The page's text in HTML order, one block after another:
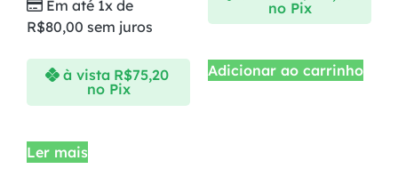
Em até 1x de
R$80,00 sem juros
à vista R$75,20
no Pix
Ler mais
no Pix
Adicionar ao carrinho